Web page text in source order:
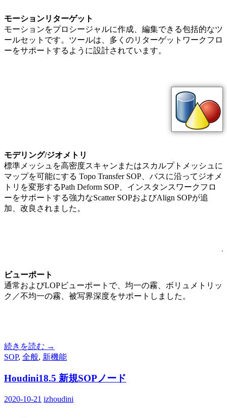
モーションリターゲット
モーションをプロシージャルに作成、編集できる包括的なツ
ールセットです。ツールは、多くのリターゲットワークフロ
ーをサポートするように設計されています。
モデリング/ジオメトリ
標準メッシュを高密度スキャンまたはスカルプトメッシュに
マップを可能にする Topo Transfer SOP、パスに沿ってジオメ
トリを変形するPath Deform SOP、インスタンスワークフロ
ーをサポートする強力なScatter SOPおよびAlign SOPが追
加、改良されました。
ビューポート
通常およびLOPビューポートで、均一の霧、ボリュメトリッ
ク／不均一の霧、被写界深度をサポートしました。
続きを読む →
SOP, 全般, 新機能
Houdini18.5 新規SOPノード
2020-10-21 izhoudini